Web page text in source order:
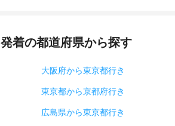
着の都道府県から探す
大阪府から東京都行き
東京都から京都府行き
広島県から東京都行き